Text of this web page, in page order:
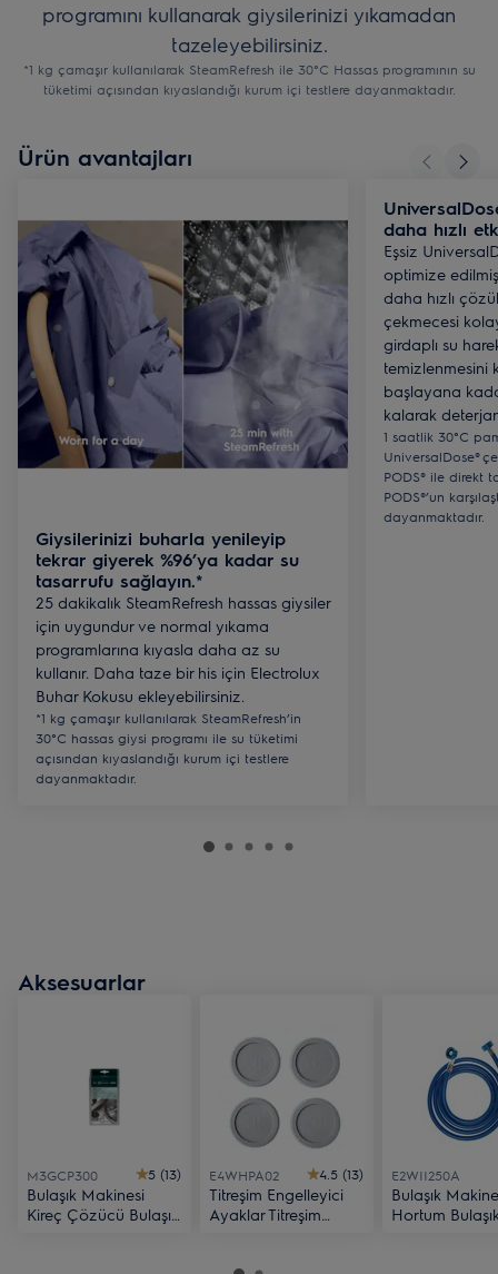
programını kullanarak giysilerinizi yıkamadan
tazeleyebilirsiniz.
*1 kg çamaşır kullanılarak SteamRefresh ile 30°C Hassas programının su
tüketimi açısından kıyaslandığı kurum içi testlere dayanmaktadır.
Ürün avantajları
Giysilerinizi buharla yenileyip
tekrar giyerek %96’ya kadar su
tasarrufu sağlayın.*
25 dakikalık SteamRefresh hassas giysiler
için uygundur ve normal yıkama
programlarına kıyasla daha az su
kullanır. Daha taze bir his için Electrolux
Buhar Kokusu ekleyebilirsiniz.
*1 kg çamaşır kullanılarak SteamRefresh’in
30°C hassas giysi programı ile su tüketimi
açısından kıyaslandığı kurum içi testlere
dayanmaktadır.
daha hızlı
Eşsiz
optimize
daha hızlı
çekmecesi
girdaplı su
temizlenmesini
başlayana
kalarak deterjan
1 saatlik 30°C
UniversalDose®
PODS® ile direkt
PODS®’un
dayanmaktadır.
Aksesuarlar
M3GCP300 5 (13)
Bulaşık Makinesi
Kireç Çözücü Bulaşık
E4WHPA02 4.5 (13)
Titreşim Engelleyici
Ayaklar Titreşim
E2WII250A
Bulaşık
Hortum